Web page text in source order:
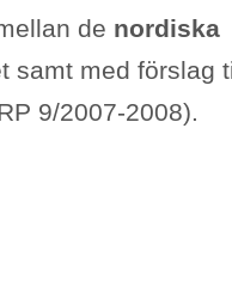
de nordiska
samt med förslag
9/2007-2008).